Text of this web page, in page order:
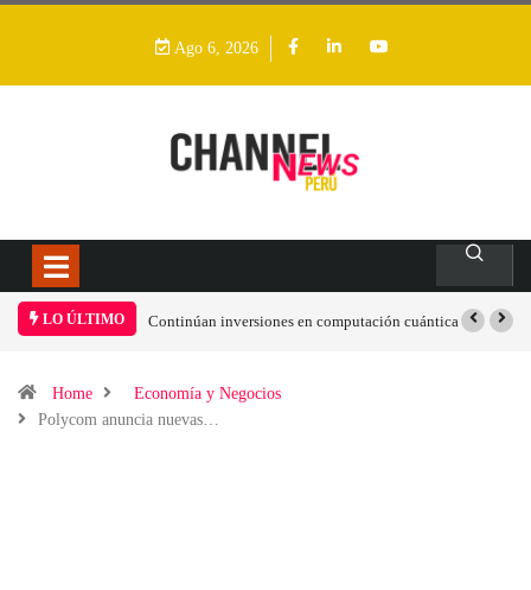
Ago 6, 2026
LO ÚLTIMO Continúan inversiones en computación cuánticaAdvierten
Home
Economía y Negocios
Polycom anuncia nuevas…